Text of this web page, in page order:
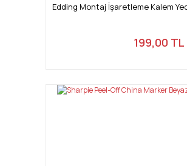
Edding Montaj İşaretleme Kalem
199,00 TL